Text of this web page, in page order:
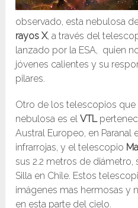
observado, esta nebulosa
rayos X, a través del
lanzado por la ESA, quien
jóvenes calientes y su
pilares.
Otro de los telescopios que
nebulosa es elVTL
Austral Europeo, en Paranal
infrarrojas, y el telescopio
sus 2.2 metros de diámetro,
Silla en Chile. Estos
imágenes mas hermosas y
en esta parte del cielo.